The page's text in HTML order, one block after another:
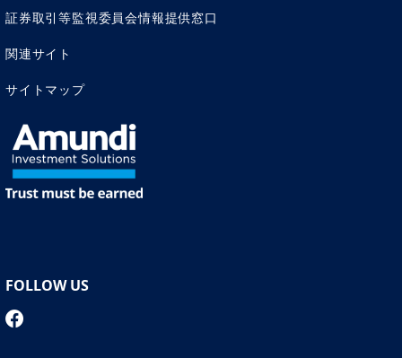
証券取引等監視委員会情報提供窓口
関連サイト
サイトマップ
FOLLOW US